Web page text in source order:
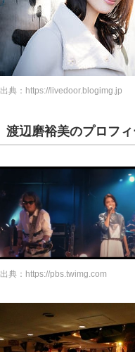
出典： https://livedoor.blogimg.jp
渡辺磨裕美のプロフ
出典： https://pbs.twimg.com